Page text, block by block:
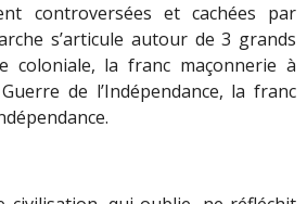
controversées et cachées par
s’articule autour de 3 grands
coloniale, la franc maçonnerie à
de l’Indépendance, la franc